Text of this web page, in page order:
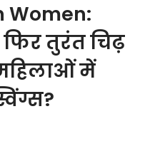
Women:
तुरंत चिढ़
में